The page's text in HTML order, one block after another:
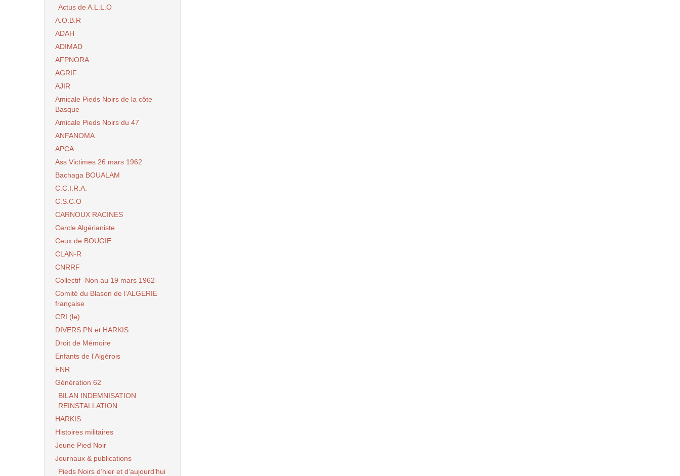
Actus de A.L.L.O
A.O.B.R
ADAH
ADIMAD
AFPNORA
AGRIF
AJIR
Amicale Pieds Noirs de la côte
Basque
Amicale Pieds Noirs du 47
ANFANOMA
APCA
Ass Victimes 26 mars 1962
Bachaga BOUALAM
C.C.I.R.A.
C.S.C.O
CARNOUX RACINES
Cercle Algérianiste
Ceux de BOUGIE
CLAN-R
CNRRF
Collectif -Non au 19 mars 1962-
Comité du Blason de l’ALGERIE
française
CRI (le)
DIVERS PN et HARKIS
Droit de Mémoire
Enfants de l’Algérois
FNR
Génération 62
BILAN INDEMNISATION
REINSTALLATION
HARKIS
Histoires militaires
Jeune Pied Noir
Journaux & publications
Pieds Noirs d’hier et d’aujourd’hui